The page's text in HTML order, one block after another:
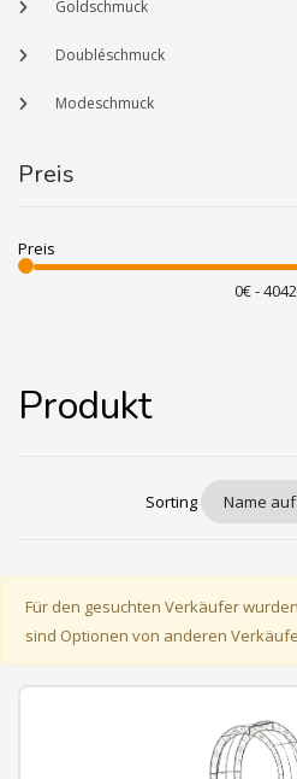
Goldschmuck
Doubléschmuck
Modeschmuck
Preis
Preis
Produkt
Sorting
Für den gesuchten Verkäufer
sind Optionen von anderen